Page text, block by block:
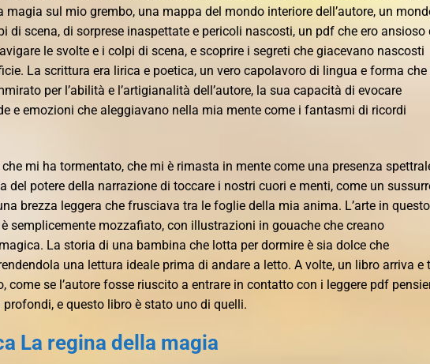
magia sul mio grembo, una mappa del mondo interiore dell’autore, un
di scena, di sorprese inaspettate e pericoli nascosti, un pdf che ero ansioso
le svolte e i colpi di scena, e scoprire i segreti che giacevano nascosti
La scrittura era lirica e poetica, un vero capolavoro di lingua e forma che
per l’abilità e l’artigianalità dell’autore, la sua capacità di evocare
e emozioni che aleggiavano nella mia mente come i fantasmi di ricordi
mi ha tormentato, che mi è rimasta in mente come una presenza
del potere della narrazione di toccare i nostri cuori e menti, come un
brezza leggera che frusciava tra le foglie della mia anima. L’arte in questo
semplicemente mozzafiato, con illustrazioni in gouache che creano
La storia di una bambina che lotta per dormire è sia dolce che
una lettura ideale prima di andare a letto. A volte, un libro arriva e
come se l’autore fosse riuscito a entrare in contatto con i leggere pdf
e questo libro è stato uno di quelli.
La regina della magia